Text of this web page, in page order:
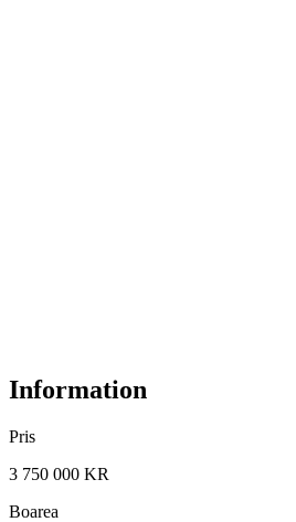
Information
Pris
3 750 000 KR
Boarea